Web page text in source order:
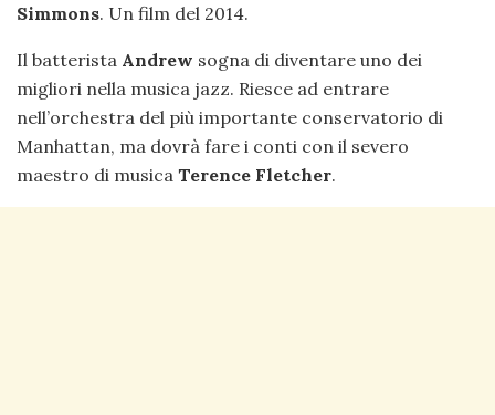
Simmons. Un film del 2014.
Il batterista Andrew sogna di diventare uno dei
migliori nella musica jazz. Riesce ad entrare
nell’orchestra del più importante conservatorio di
Manhattan, ma dovrà fare i conti con il severo
maestro di musica Terence Fletcher.